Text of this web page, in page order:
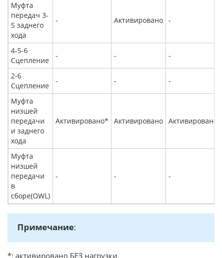
Муфта
передач 3-
5 заднего
хода
- Активировано -
4-5-6
Сцепление
- - -
2-6
Сцепление
- - -
Муфта
низшей
передачи
и заднего
хода
Активировано* Активировано Активировано*
Муфта
низшей
передачи
в
сборе(OWL)
- - -
Примечание:
*: активировано БЕЗ нагрузки.